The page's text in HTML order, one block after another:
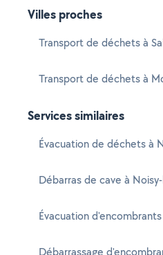
Villes proches
Transport de déchets à
Transport de déchets à
Services similaires
Évacuation de déchets à
Débarras de cave à
Évacuation
Débarrassage